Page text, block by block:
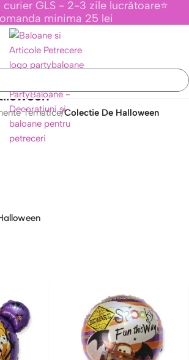
curier GLS - 2-3 zile lucrătoare⭐
minima 25 lei
Tematice/Colectie De Halloween